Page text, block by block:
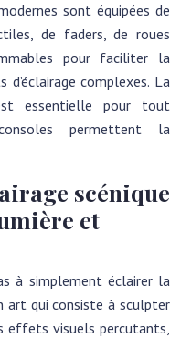
sont équipées de
de faders, de roues
pour faciliter la
complexes. La
essentielle pour tout
permettent la
scénique
et
à simplement éclairer la
art qui consiste à sculpter
effets visuels percutants,